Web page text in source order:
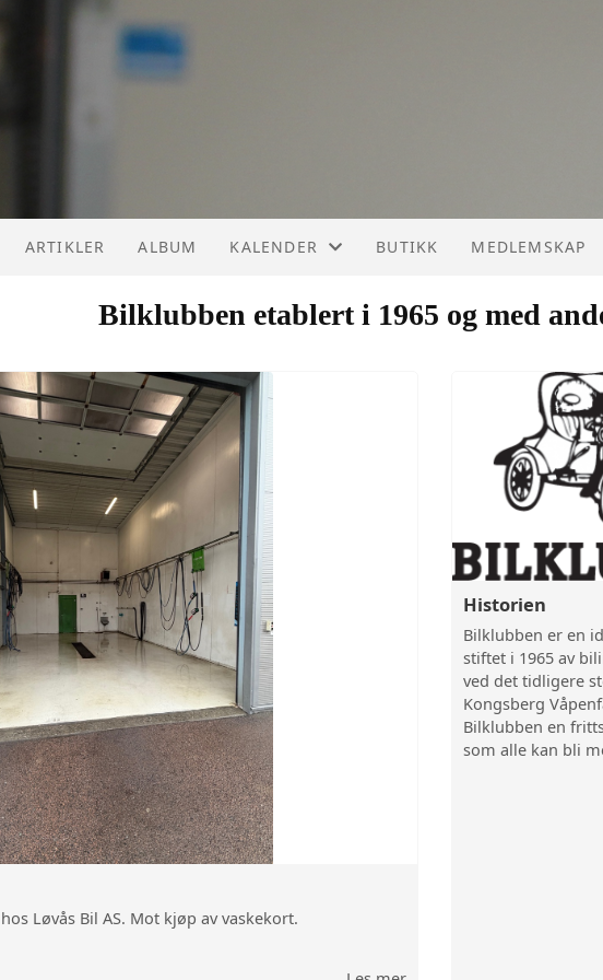
ARTIKLER ALBUM KALENDER
KALENDER
BUTIKK MEDLEMSKAP
Bilklubben etablert i 1965 og med
Løvås Bil AS. Mot kjøp av vaskekort.
Historien
Bilklubben er en
stiftet i 1965 av
ved det tidligere
Kongsberg
Bilklubben en
som alle kan bli